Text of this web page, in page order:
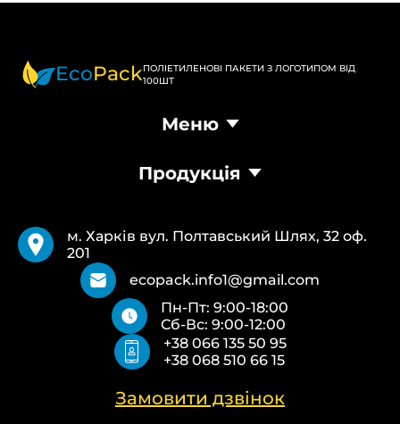
EcoPackПОЛІЕТИЛЕНОВІ ПАКЕТИ З ЛОГОТИПОМ ВІД
100ШТ
Замовити дзвінок
Меню
Продукція
Pantone
Повернення та обмін
Про нас
Політика конфіденційності
Продукція
Кур’єрські пакети
Паперові пакети Бурі
Пакети Zip-Lock (Слайдер) з логотипом
Пакети банан ПВХ
Скотч з логотипом
Пакувальні пакети ПВТ, ПНТ
Еко сумки об’ємні
Еко сумки “Майка”
Еко сумки “Банан”
м. Харків вул. Полтавський Шлях, 32 оф.
201
ecopack.info1@gmail.com
Пн-Пт: 9:00-18:00
Сб-Вс: 9:00-12:00
+38 066 135 50 95
+38 068 510 66 15